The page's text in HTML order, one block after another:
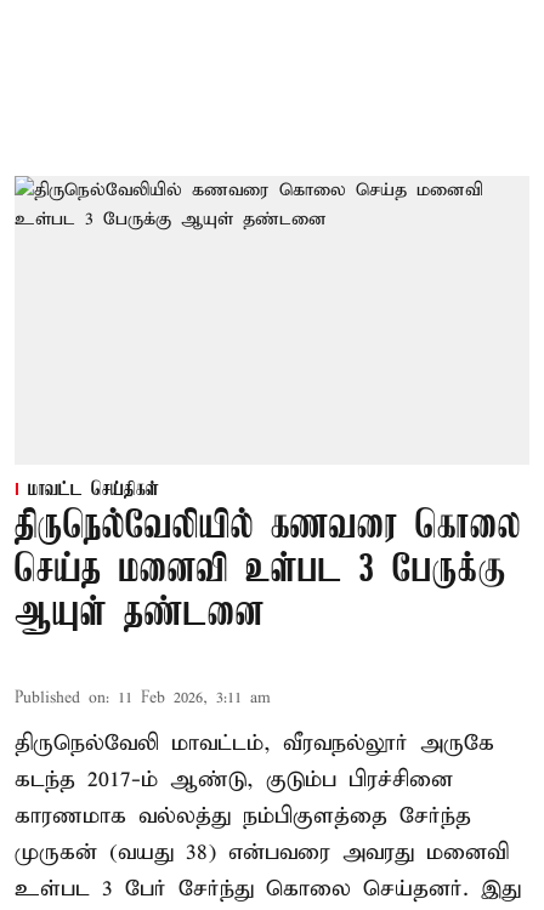
மாவட்ட செய்திகள்
திருநெல்வேலியில் கணவரை கொலை
செய்த மனைவி உள்பட 3 பேருக்கு
ஆயுள் தண்டனை
Published on: 11 Feb 2026, 3:11 am
திருநெல்வேலி மாவட்டம், வீரவநல்லூர் அருகே
கடந்த 2017-ம் ஆண்டு, குடும்ப பிரச்சினை
காரணமாக வல்லத்து நம்பிகுளத்தை சேர்ந்த
முருகன் (வயது 38) என்பவரை அவரது மனைவி
உள்பட 3 பேர் சேர்ந்து கொலை செய்தனர். இது